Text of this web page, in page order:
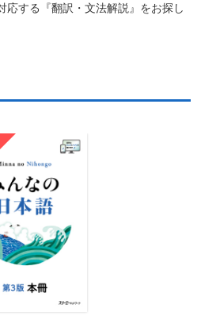
する『翻訳・文法解説』をお探し